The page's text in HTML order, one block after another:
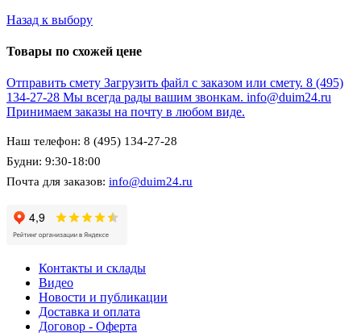
Назад к выбору
Товары по схожей цене
Отправить смету Загрузить файл с заказом или смету. 8 (495)
134-27-28 Мы всегда рады вашим звонкам. info@duim24.ru
Принимаем заказы на почту в любом виде.
Наш телефон: 8 (495) 134-27-28
Будни: 9:30-18:00
Почта для заказов: info@duim24.ru
Контакты и склады
Видео
Новости и публикации
Доставка и оплата
Договор - Оферта